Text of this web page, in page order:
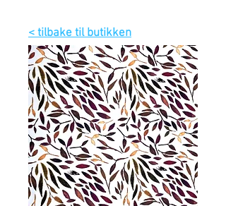
< tilbake til butikken